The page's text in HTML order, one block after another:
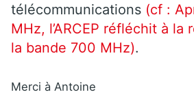
télécommunications (cf :
MHz, l’ARCEP réfléchit à la
la bande 700 MHz).
Merci à Antoine